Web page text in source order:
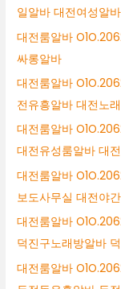
일알바 대전여성알바
대전룸알바
싸롱알바
대전룸알바
전유흥알바 대전노
대전룸알바
대전유성룸알바 대
대전룸알바
보도사무실 대전야
대전룸알바
덕진구노래방알바
대전룸알바